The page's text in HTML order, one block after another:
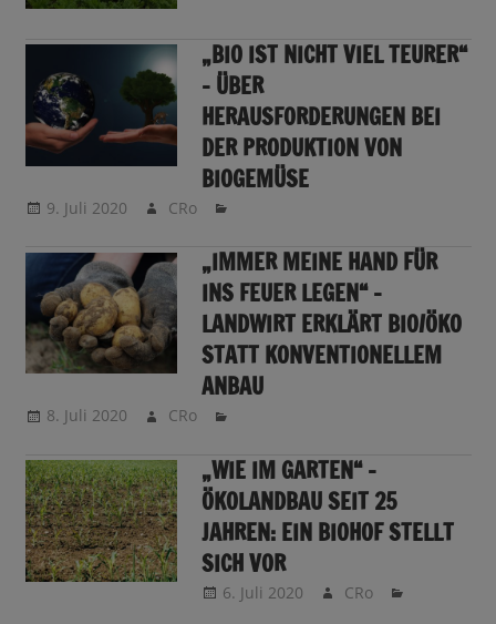
„BIO IST NICHT VIEL TEURER“
– ÜBER
HERAUSFORDERUNGEN BEI
DER PRODUKTION VON
BIOGEMÜSE
9. Juli 2020 CRo
„IMMER MEINE HAND FÜR
INS FEUER LEGEN“ –
LANDWIRT ERKLÄRT BIO/ÖKO
STATT KONVENTIONELLEM
ANBAU
8. Juli 2020 CRo
„WIE IM GARTEN“ –
ÖKOLANDBAU SEIT 25
JAHREN: EIN BIOHOF STELLT
SICH VOR
6. Juli 2020 CRo